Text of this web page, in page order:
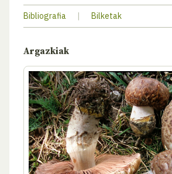
Bibliografia | Bilketak
Argazkiak